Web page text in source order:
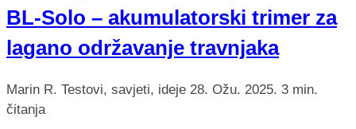
BL-Solo – akumulatorski trimer za
lagano održavanje travnjaka
Marin R. Testovi, savjeti, ideje 28. Ožu. 2025. 3 min.
čitanja